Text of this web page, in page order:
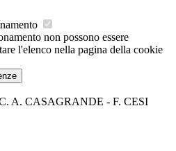
non possono essere
l'elenco nella pagina della cookie
A. CASAGRANDE - F. CESI